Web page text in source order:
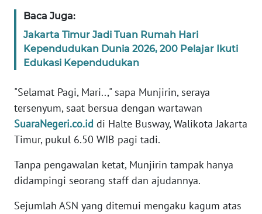
Baca Juga:
Jakarta Timur Jadi Tuan Rumah Hari
Kependudukan Dunia 2026, 200 Pelajar Ikuti
Edukasi Kependudukan
"Selamat Pagi, Mari..," sapa Munjirin, seraya
tersenyum, saat bersua dengan wartawan
SuaraNegeri.co.id di Halte Busway, Walikota Jakarta
Timur, pukul 6.50 WIB pagi tadi.
Tanpa pengawalan ketat, Munjirin tampak hanya
didampingi seorang staff dan ajudannya.
Sejumlah ASN yang ditemui mengaku kagum atas
PEDOMAN
MEDIA
SIBER
REDAKSI
KARIR
Wahana
Regional